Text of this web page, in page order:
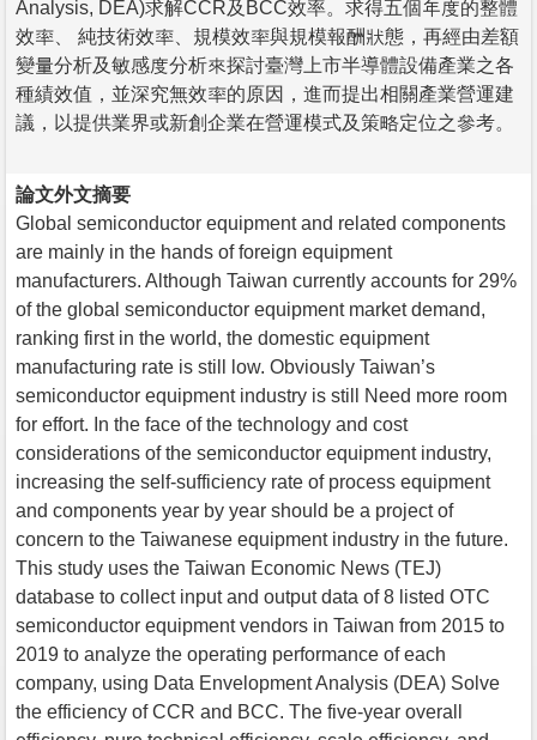
Analysis, DEA)求解CCR及BCC效率。求得五個年度的整體
效率、 純技術效率、規模效率與規模報酬狀態，再經由差額
變量分析及敏感度分析來探討臺灣上市半導體設備產業之各
種績效值，並深究無效率的原因，進而提出相關產業營運建
議，以提供業界或新創企業在營運模式及策略定位之參考。
論文外文摘要
Global semiconductor equipment and related components
are mainly in the hands of foreign equipment
manufacturers. Although Taiwan currently accounts for 29%
of the global semiconductor equipment market demand,
ranking first in the world, the domestic equipment
manufacturing rate is still low. Obviously Taiwan’s
semiconductor equipment industry is still Need more room
for effort. In the face of the technology and cost
considerations of the semiconductor equipment industry,
increasing the self-sufficiency rate of process equipment
and components year by year should be a project of
concern to the Taiwanese equipment industry in the future.
This study uses the Taiwan Economic News (TEJ)
database to collect input and output data of 8 listed OTC
semiconductor equipment vendors in Taiwan from 2015 to
2019 to analyze the operating performance of each
company, using Data Envelopment Analysis (DEA) Solve
the efficiency of CCR and BCC. The five-year overall